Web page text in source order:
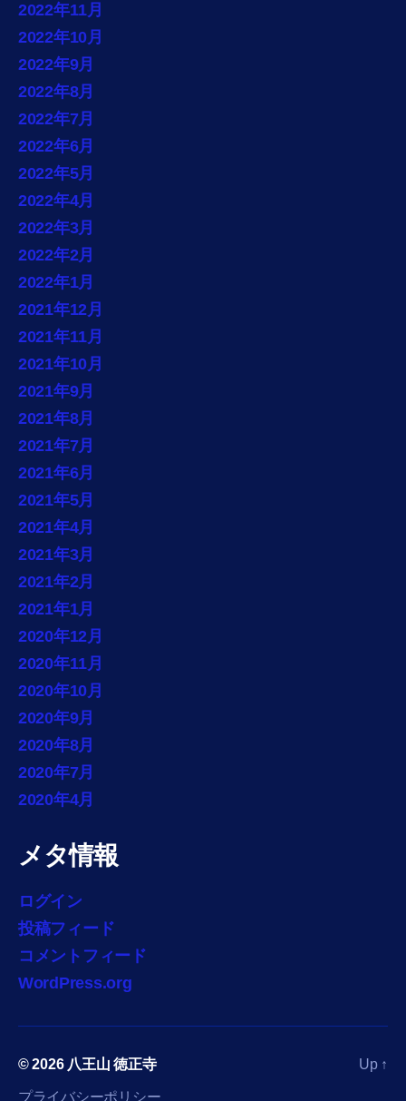
2022年11月
2022年10月
2022年9月
2022年8月
2022年7月
2022年6月
2022年5月
2022年4月
2022年3月
2022年2月
2022年1月
2021年12月
2021年11月
2021年10月
2021年9月
2021年8月
2021年7月
2021年6月
2021年5月
2021年4月
2021年3月
2021年2月
2021年1月
2020年12月
2020年11月
2020年10月
2020年9月
2020年8月
2020年7月
2020年4月
メタ情報
ログイン
投稿フィード
コメントフィード
WordPress.org
© 2026 八王山 徳正寺
プライバシーポリシー
Up ↑